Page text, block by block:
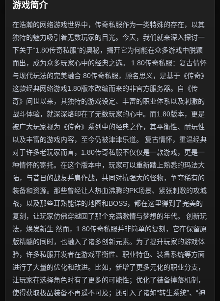
游戏简介
在浩瀚的网络游戏世界中，传奇私服作为一类特殊的存在，以其
独特的魅力吸引着无数玩家的目光。今天，我们就来深入探讨一
下关于“1.80传奇私服”的奥秘，揭开它为何能在众多游戏中脱颖
而出，成为众多玩家心中的经典之选。 1.80传奇私服：复古情怀
与现代玩法的完美融合 80传奇私服，顾名思义，是基于《传奇》
这款经典网络游戏1.80版本改编而来的非官方服务器。自《传
奇》问世以来，其独特的游戏设定、丰富的职业体系以及刺激的
战斗体验，就深深烙印在了无数玩家的心中。而1.80版本，更是
被广大玩家视为《传奇》系列中的经典之作，其平衡性、耐玩性
以及丰富的游戏内容，至今仍被津津乐道。 复古情怀，重温经典
对于许多老玩家而言，1.80传奇私服不仅仅是一款游戏，更是一
种情怀的寄托。在这个版本中，玩家可以重新踏上熟悉的玛法大
陆，与昔日的战友并肩作战，共同对抗强大的怪物，争夺稀有的
装备和资源。那些曾经让人热血沸腾的PK场景、紧张刺激的攻城
战，以及那些耳熟能详的地图和BOSS，都在这里得到了完美的
复刻，让玩家仿佛穿越回了那个充满激情与梦想的年代。 创新玩
法，焕发新生 然而，1.80传奇私服并非简单的复刻，它在保留原
版精髓的同时，也融入了诸多创新元素。为了提升玩家的游戏体
验，许多私服开发者在游戏平衡性、职业特色、装备系统等方面
进行了大量的优化和改进。比如，新增了更多元化的职业分支，
让玩家在选择角色时有了更多的可能性；优化了装备掉落机制，
使得获取极品装备不再遥不可及；还引入了诸如“转生系统”、“神